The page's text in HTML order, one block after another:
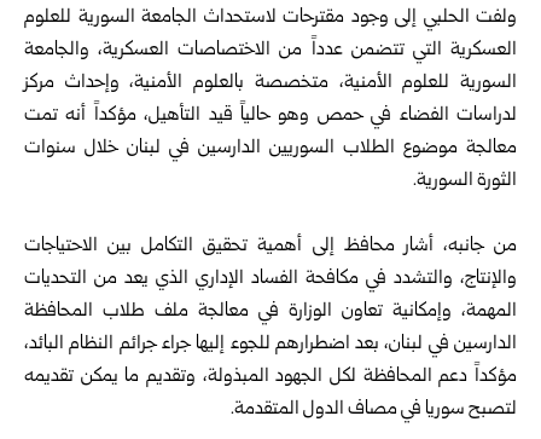
ولفت الحلبي إلى وجود مقترحات لاستحداث الجامعة السورية للعلوم
العسكرية التي تتضمن عدداً من الاختصاصات العسكرية، والجامعة
السورية للعلوم الأمنية، متخصصة بالعلوم الأمنية، وإحداث مركز
لدراسات الفضاء في حمص وهو حالياً قيد التأهيل، مؤكداً أنه تمت
معالجة موضوع الطلاب السوريين الدارسين في لبنان خلال سنوات
الثورة السورية.
من جانبه، أشار محافظ إلى أهمية تحقيق التكامل بين الاحتياجات
والإنتاج، والتشدد في مكافحة الفساد الإداري الذي يعد من التحديات
المهمة، وإمكانية تعاون الوزارة في معالجة ملف طلاب المحافظة
الدارسين في لبنان، بعد اضطرارهم للجوء إليها جراء جرائم النظام البائد،
مؤكداً دعم المحافظة لكل الجهود المبذولة، وتقديم ما يمكن تقديمه
لتصبح سوريا في مصاف الدول المتقدمة.